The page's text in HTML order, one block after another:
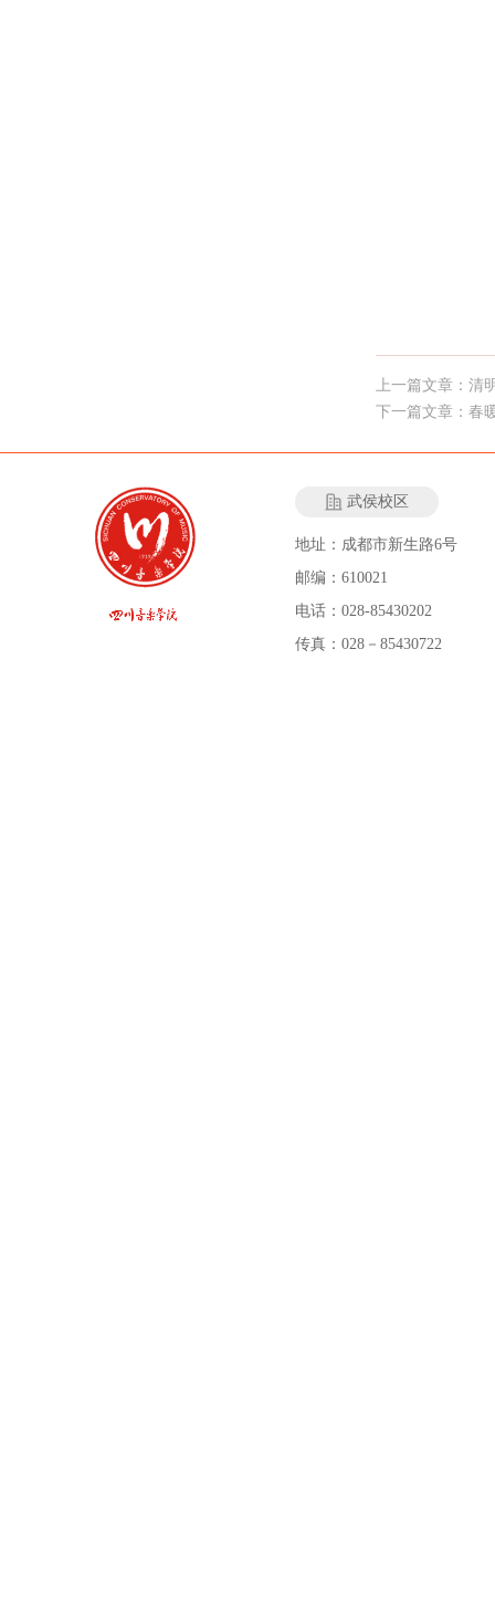
上一篇文章：清
下一篇文章：春
武侯校区
地址：成都市新生路6号
邮编：610021
电话：028-85430202
传真：028－85430722